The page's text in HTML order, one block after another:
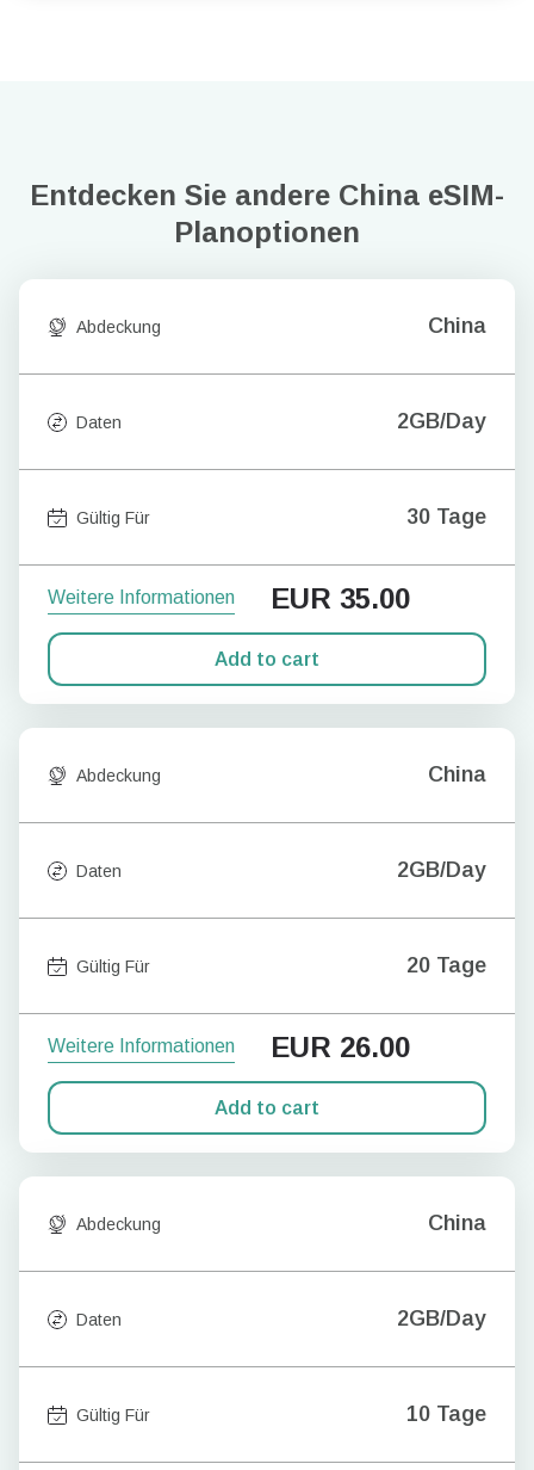
Entdecken Sie andere China eSIM-
Planoptionen
Abdeckung China
Daten 2GB/Day
Gültig Für 30 Tage
Weitere Informationen EUR 35.00
Add to cart
Abdeckung China
Daten 2GB/Day
Gültig Für 20 Tage
Weitere Informationen EUR 26.00
Add to cart
Abdeckung China
Daten 2GB/Day
Gültig Für 10 Tage